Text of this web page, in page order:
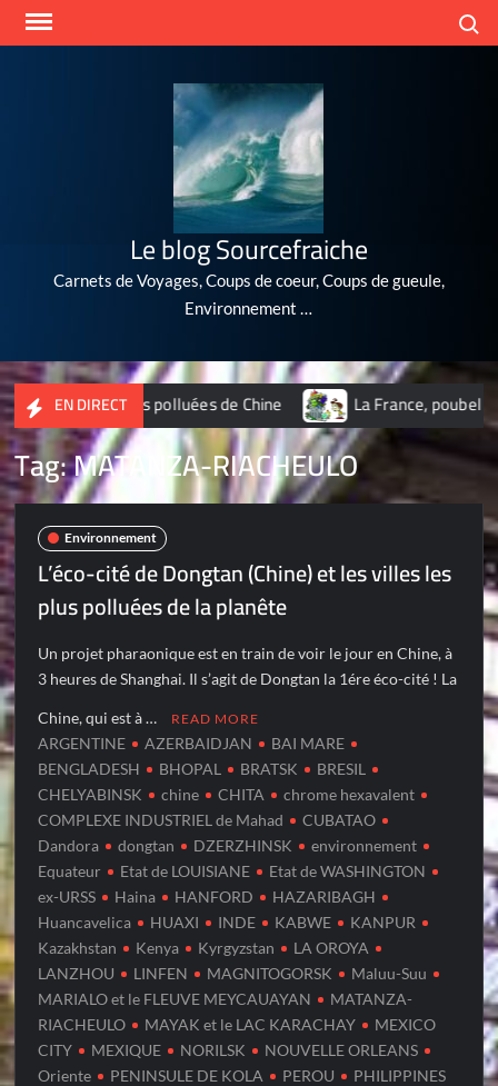
Skip
Le blog Sourcefraiche
Carnets de Voyages, Coups de coeur, Coups de gueule,
Environnement …
EN DIRECT
villes les plus polluées de Chine La France, poubelle
Tag:MATANZA-RIACHEULO
Environnement
L’éco-cité de Dongtan (Chine) et les villes les
plus polluées de la planête
Un projet pharaonique est en train de voir le jour en Chine, à
3 heures de Shanghai. Il s’agit de Dongtan la 1ére éco-cité ! La
Chine, qui est à … READ MORE
ARGENTINE AZERBAIDJAN
BAI MARE
BENGLADESH
BHOPAL BRATSK
BRESIL
CHELYABINSK
chine CHITA
chrome hexavalent
COMPLEXE INDUSTRIEL de Mahad
CUBATAO
Dandora
dongtan DZERZHINSK
environnement
Equateur
Etat de LOUISIANE
Etat de WASHINGTON
ex-URSS
Haina HANFORD
HAZARIBAGH
Huancavelica
HUAXI INDE KABWE
KANPUR
Kazakhstan
Kenya Kyrgyzstan
LA OROYA
LANZHOU
LINFEN MAGNITOGORSK
Maluu-Suu
MARIALO et le FLEUVE MEYCAUAYAN
MATANZA-
RIACHEULO
MAYAK et le LAC KARACHAY
MEXICO
CITY
MEXIQUE NORILSK
NOUVELLE ORLEANS
Oriente
PENINSULE DE KOLA PEROU
PHILIPPINES